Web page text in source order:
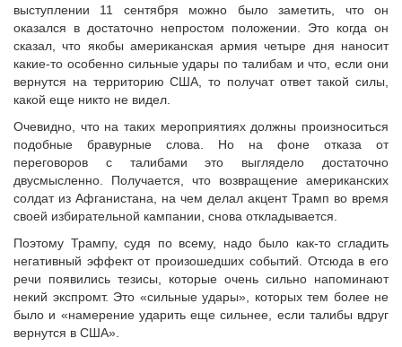
выступлении 11 сентября можно было заметить, что он
оказался в достаточно непростом положении. Это когда он
сказал, что якобы американская армия четыре дня наносит
какие-то особенно сильные удары по талибам и что, если они
вернутся на территорию США, то получат ответ такой силы,
какой еще никто не видел.
Очевидно, что на таких мероприятиях должны произноситься
подобные бравурные слова. Но на фоне отказа от
переговоров с талибами это выглядело достаточно
двусмысленно. Получается, что возвращение американских
солдат из Афганистана, на чем делал акцент Трамп во время
своей избирательной кампании, снова откладывается.
Поэтому Трампу, судя по всему, надо было как-то сгладить
негативный эффект от произошедших событий. Отсюда в его
речи появились тезисы, которые очень сильно напоминают
некий экспромт. Это «сильные удары», которых тем более не
было и «намерение ударить еще сильнее, если талибы вдруг
вернутся в США».